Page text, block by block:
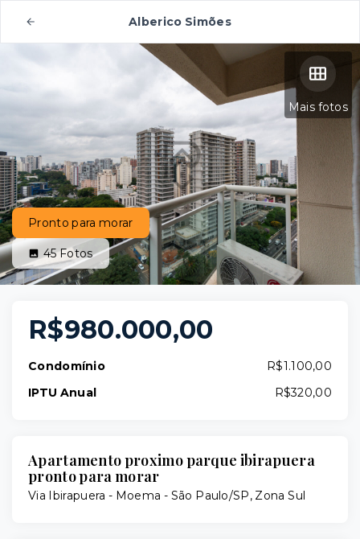
Alberico Simões
Mais fotos
Pronto para morar
45Fotos
R$980.000,00
Condomínio
R$1.100,00
IPTU Anual
R$320,00
Apartamento proximo parque ibirapuera
pronto para morar
Via Ibirapuera - Moema - São Paulo/SP, Zona Sul